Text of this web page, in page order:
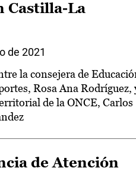
Castilla-La
de 2021
la consejera de
Rosa Ana Rodríguez,
de la ONCE, Carlos
de Atención